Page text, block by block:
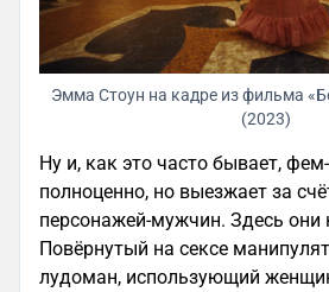
Эмма Стоун на кадре из фильма
(2023)
Ну и, как это часто бывает,
полноценно, но выезжает за
персонажей-мужчин. Здесь они
Повёрнутый на сексе
лудоман, использующий